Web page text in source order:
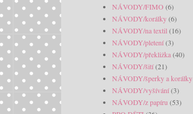
NÁVODY/FIMO (6)
NÁVODY/korálky(6)
NÁVODY/na textil (16)
NÁVODY/pletení(3)
NÁVODY/překližka(40)
NÁVODY/šití(21)
NÁVODY/šperky a korálky
NÁVODY/vyšívání(3)
NÁVODY/z papíru (53)